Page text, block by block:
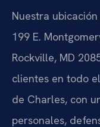
Nuestra
199 E.
Rockville, MD
clientes en todo
de Charles, con
personales,